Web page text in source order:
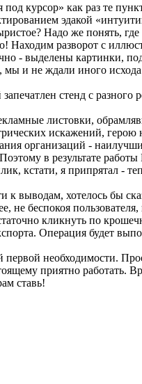
курсор» как раз те
эдакой
Надо же понять,
Находим разворот с
- выделены картинки,
и не ждали иного исхода
стенд с
листовки,
искажений, герою
организаций -
в результате
кстати, я припрятал -
выводам, хотелось бы
беспокоя
кликнуть по
Операция будет
необходимости.
приятно работать.
ставь!